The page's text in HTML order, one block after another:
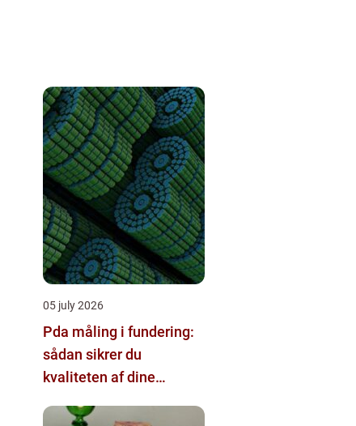
05 july 2026
Pda måling i fundering:
sådan sikrer du
kvaliteten af dine